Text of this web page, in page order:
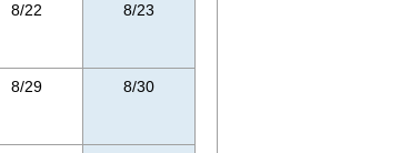
8/22 8/23
8/29 8/30